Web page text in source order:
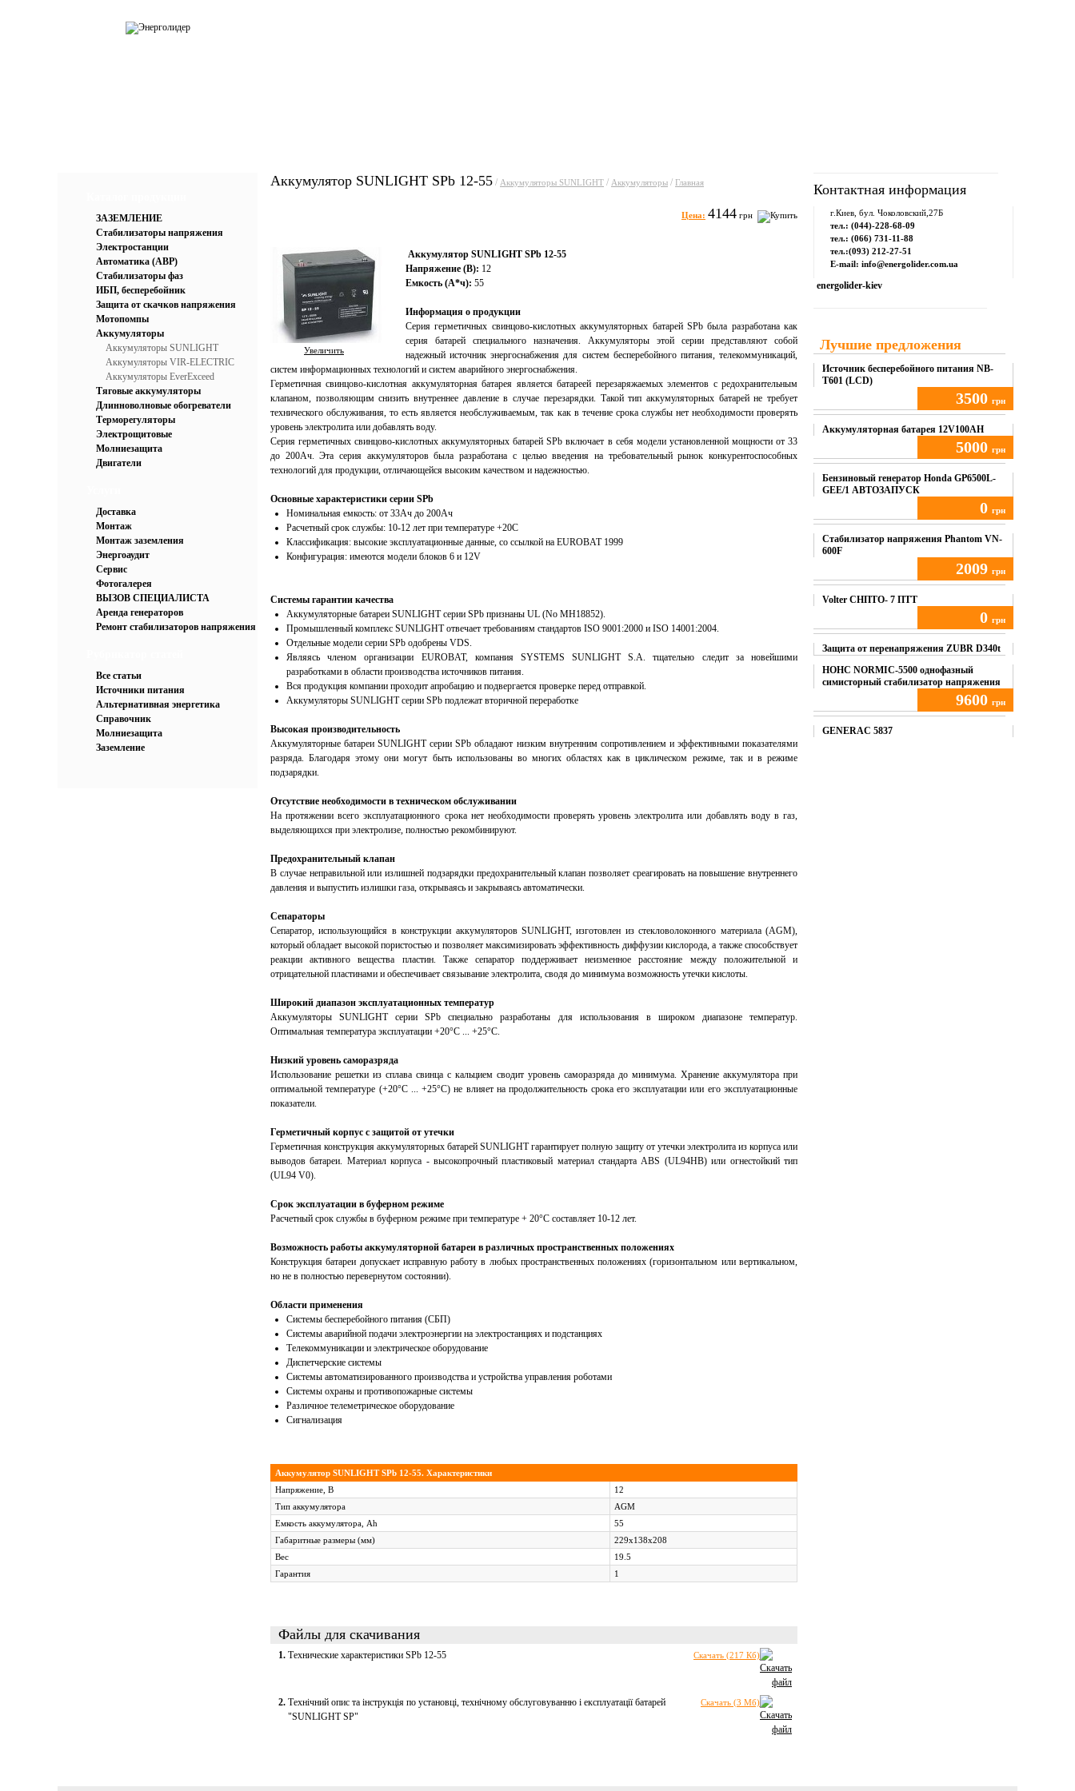
ЗАЗЕМЛЕНИЕ
Стабилизаторы напряжения
Электростанции
Автоматика (АВР)
Стабилизаторы фаз
ИБП, бесперебойник
Защита от скачков напряжения
Мотопомпы
Аккумуляторы
Аккумуляторы SUNLIGHT
Аккумуляторы VIR-ELECTRIC
Аккумуляторы EverExceed
Тяговые аккумуляторы
Длинноволновые обогреватели
Терморегуляторы
Электрощитовые
Молниезащита
Двигатели
Доставка
Монтаж
Монтаж заземления
Энергоаудит
Сервис
Фотогалерея
ВЫЗОВ СПЕЦИАЛИСТА
Аренда генераторов
Ремонт стабилизаторов напряжения
Все статьи
Источники питания
Альтернативная энергетика
Справочник
Молниезащита
Заземление
Аккумулятор SUNLIGHT SPb 12-55 / Аккумуляторы SUNLIGHT / Аккумуляторы / Главная
Цена: 4144 грн
Увеличить
Аккумулятор SUNLIGHT SPb 12-55
Напряжение (В): 12
Емкость (А*ч): 55
Информация о продукции
Серия герметичных свинцово-кислотных аккумуляторных батарей SPb была разработана как
серия батарей специального назначения. Аккумуляторы этой серии представляют собой
надежный источник энергоснабжения для систем бесперебойного питания, телекоммуникаций,
систем информационных технологий и систем аварийного энергоснабжения.
Герметичная свинцово-кислотная аккумуляторная батарея является батареей перезаряжаемых элементов с редохранительным
клапаном, позволяющим снизить внутреннее давление в случае перезарядки. Такой тип аккумуляторных батарей не требует
технического обслуживания, то есть является необслуживаемым, так как в течение срока службы нет необходимости проверять
уровень электролита или добавлять воду.
Серия герметичных свинцово-кислотных аккумуляторных батарей SPb включает в себя модели установленной мощности от 33
до 200Ач. Эта серия аккумуляторов была разработана с целью введения на требовательный рынок конкурентоспособных
технологий для продукции, отличающейся высоким качеством и надежностью.
Основные характеристики серии SPb
Номинальная емкость: от 33Aч до 200Aч
Расчетный срок службы: 10-12 лет при температуре +20C
Классификация: высокие эксплуатационные данные, со ссылкой на EUROBAT 1999
Конфигурация: имеются модели блоков 6 и 12V
Системы гарантии качества
Аккумуляторные батареи SUNLIGHT серии SPb признаны UL (No MH18852).
Промышленный комплекс SUNLIGHT отвечает требованиям стандартов ISO 9001:2000 и ISO 14001:2004.
Отдельные модели серии SPb одобрены VDS.
Являясь членом организации EUROBAT, компания SYSTEMS SUNLIGHT S.A. тщательно следит за новейшими
разработками в области производства источников питания.
Вся продукция компании проходит апробацию и подвергается проверке перед отправкой.
Аккумуляторы SUNLIGHT серии SPb подлежат вторичной переработке
Высокая производительность
Аккумуляторные батареи SUNLIGHT серии SPb обладают низким внутренним сопротивлением и эффективными показателями
разряда. Благодаря этому они могут быть использованы во многих областях как в циклическом режиме, так и в режиме
подзарядки.
Отсутствие необходимости в техническом обслуживании
На протяжении всего эксплуатационного срока нет необходимости проверять уровень электролита или добавлять воду в газ,
выделяющихся при электролизе, полностью рекомбинируют.
Предохранительный клапан
В случае неправильной или излишней подзарядки предохранительный клапан позволяет среагировать на повышение внутреннего
давления и выпустить излишки газа, открываясь и закрываясь автоматически.
Сепараторы
Сепаратор, использующийся в конструкции аккумуляторов SUNLIGHT, изготовлен из стекловолоконного материала (AGM),
который обладает высокой пористостью и позволяет максимизировать эффективность диффузии кислорода, а также способствует
реакции активного вещества пластин. Также сепаратор поддерживает неизменное расстояние между положительной и
отрицательной пластинами и обеспечивает связывание электролита, сводя до минимума возможность утечки кислоты.
Широкий диапазон эксплуатационных температур
Аккумуляторы SUNLIGHT серии SPb специально разработаны для использования в широком диапазоне температур.
Оптимальная температура эксплуатации +20°С ... +25°С.
Низкий уровень саморазряда
Использование решетки из сплава свинца с кальцием сводит уровень саморазряда до минимума. Хранение аккумулятора при
оптимальной температуре (+20°С ... +25°С) не влияет на продолжительность срока его эксплуатации или его эксплуатационные
показатели.
Герметичный корпус с защитой от утечки
Герметичная конструкция аккумуляторных батарей SUNLIGHT гарантирует полную защиту от утечки электролита из корпуса или
выводов батареи. Материал корпуса - высокопрочный пластиковый материал стандарта ABS (UL94HB) или огнестойкий тип
(UL94 V0).
Срок эксплуатации в буферном режиме
Расчетный срок службы в буферном режиме при температуре + 20°С составляет 10-12 лет.
Возможность работы аккумуляторной батареи в различных пространственных положениях
Конструкция батареи допускает исправную работу в любых пространственных положениях (горизонтальном или вертикальном,
но не в полностью перевернутом состоянии).
Области применения
Системы бесперебойного питания (СБП)
Системы аварийной подачи электроэнергии на электростанциях и подстанциях
Телекоммуникации и электрическое оборудование
Диспетчерские системы
Системы автоматизированного производства и устройства управления роботами
Системы охраны и противопожарные системы
Различное телеметрическое оборудование
Сигнализация
Аккумулятор SUNLIGHT SPb 12-55. Характеристики
Напряжение, В
12
Тип аккумулятора
AGM
Емкость аккумулятора, Ah
55
Габаритные размеры (мм)
229x138x208
Вес
19.5
Гарантия
1
Файлы для скачивания
1. Технические характеристики SPb 12-55 Скачать (217 Кб)
2. Технічний опис та інструкція по установці, технічному обслуговуванню і експлуатації батарей
"SUNLIGHT SP"
Скачать (3 Мб)
Контактная информация
г.Киев, бул. Чоколовский,27Б
тел.: (044)-228-68-09
тел.: (066) 731-11-88
тел.:(093) 212-27-51
E-mail: info@energolider.com.ua
energolider-kiev
Лучшие предложения
Источник бесперебойного питания NB-
T601 (LCD)
3500 грн
Купить
Аккумуляторная батарея 12V100AH
5000 грн
Купить
Бензиновый генератор Honda GP6500L-
GEE/1 АВТОЗАПУСК
0 грн
Купить
Стабилизатор напряжения Phantom VN-
600F
2009 грн
Купить
Volter СНПТО- 7 ПТТ
0 грн
Купить
Защита от перенапряжения ZUBR D340t
НОНС NORMIC-5500 однофазный
симисторный стабилизатор напряжения
9600 грн
Купить
GENERAC 5837